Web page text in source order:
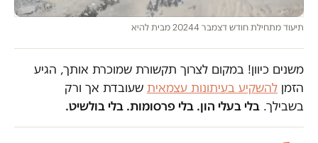
תיעוד מתחילת חודש דצמבר 20244 מבית להיא
משנים כיוון! במקום לצרוך תקשורת שמוכרת אותך, הגיע
הזמן להשקיע בעיתונות עצמאית שעובדת אך ורק
בשבילך. בלי בעלי הון. בלי פרסומות. בלי בולשיט.